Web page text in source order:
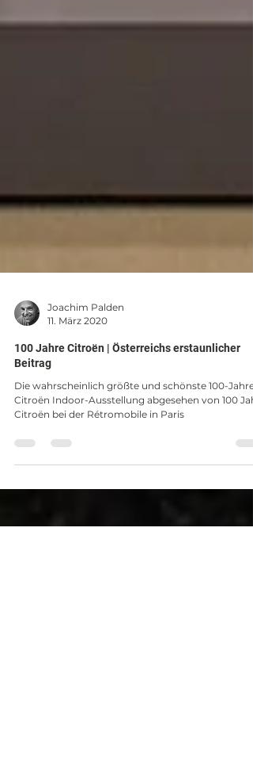
Joachim Palden
11. März 2020
100 Jahre Citroën | Österreichs erstaunlicher
Die wahrscheinlich größte und schönste 100-Jahre
Citroën Indoor-Ausstellung abgesehen von 100